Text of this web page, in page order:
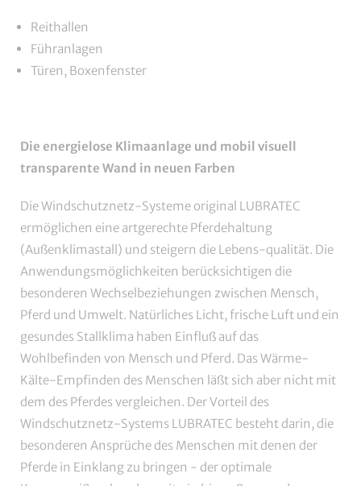
Reithallen
Führanlagen
Türen, Boxenfenster
Die energielose Klimaanlage und mobil visuell
transparente Wand in neuen Farben
Die Windschutznetz-Systeme original LUBRATEC
ermöglichen eine artgerechte Pferdehaltung
(Außenklimastall) und steigern die Lebens-qualität. Die
Anwendungsmöglichkeiten berücksichtigen die
besonderen Wechselbeziehungen zwischen Mensch,
Pferd und Umwelt. Natürliches Licht, frische Luft und ein
gesundes Stallklima haben Einfluß auf das
Wohlbefinden von Mensch und Pferd. Das Wärme-
Kälte-Empfinden des Menschen läßt sich aber nicht mit
dem des Pferdes vergleichen. Der Vorteil des
Windschutznetz-Systems LUBRATEC besteht darin, die
besonderen Ansprüche des Menschen mit denen der
Pferde in Einklang zu bringen - der optimale